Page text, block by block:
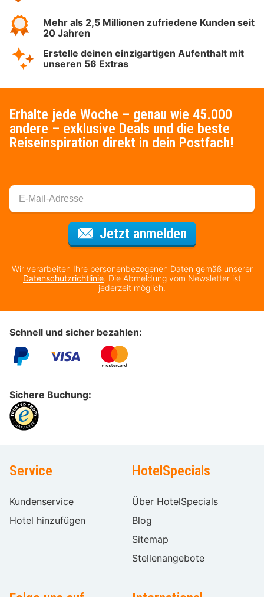
Mehr als 2,5 Millionen zufriedene Kunden seit
20 Jahren
Erstelle deinen einzigartigen Aufenthalt mit
unseren 56 Extras
Erhalte jede Woche – genau wie 45.000
andere – exklusive Deals und die beste
Reiseinspiration direkt in dein Postfach!
Jetzt anmeldenFür den
Wir verarbeiten Ihre personenbezogenen Daten gemäß unserer
Datenschutzrichtlinie. Die Abmeldung vom Newsletter ist
jederzeit möglich.
Schnell und sicher bezahlen:
Sichere Buchung:
Service
Kundenservice
Hotel hinzufügen
HotelSpecials
Über HotelSpecials
Blog
Sitemap
Stellenangebote